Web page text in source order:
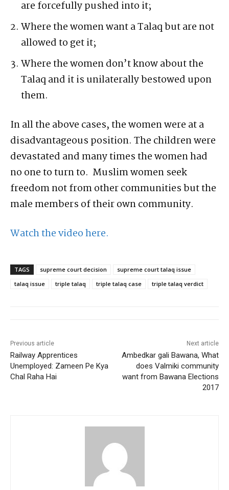
are forcefully pushed into it;
Where the women want a Talaq but are not
allowed to get it;
Where the women don’t know about the
Talaq and it is unilaterally bestowed upon
them.
In all the above cases, the women were at a
disadvantageous position. The children were
devastated and many times the women had
no one to turn to. Muslim women seek
freedom not from other communities but the
male members of their own community.
Watch the video here.
TAGS supreme court decision
supreme court talaq issue
talaq issue
triple talaq triple talaq case triple talaq verdict
Previous article
Railway Apprentices
Unemployed: Zameen Pe Kya
Chal Raha Hai
Next article
Ambedkar gali Bawana, What
does Valmiki community
want from Bawana Elections
2017